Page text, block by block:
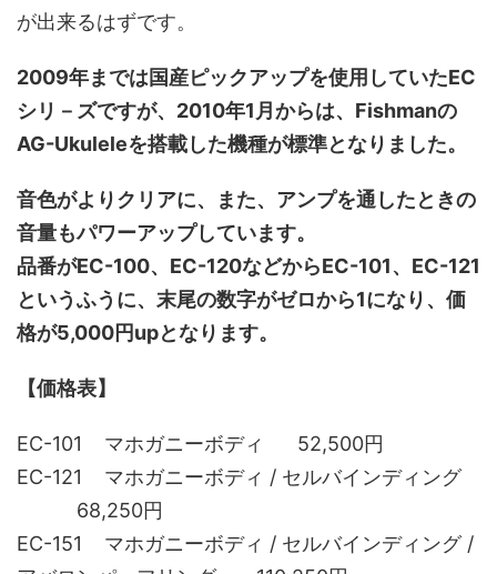
が出来るはずです。
2009年までは国産ピックアップを使用していたEC
シリ－ズですが、2010年1月からは、Fishmanの
AG-Ukuleleを搭載した機種が標準となりました。
音色がよりクリアに、また、アンプを通したときの
音量もパワーアップしています。
品番がEC-100、EC-120などからEC-101、EC-121
というふうに、末尾の数字がゼロから1になり、価
格が5,000円upとなります。
【価格表】
EC-101 マホガニーボディ 52,500円
EC-121 マホガニーボディ / セルバインディング
68,250円
EC-151 マホガニーボディ / セルバインディング /